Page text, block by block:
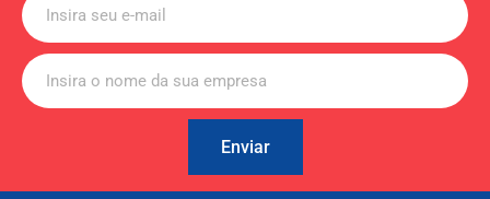
Enviar